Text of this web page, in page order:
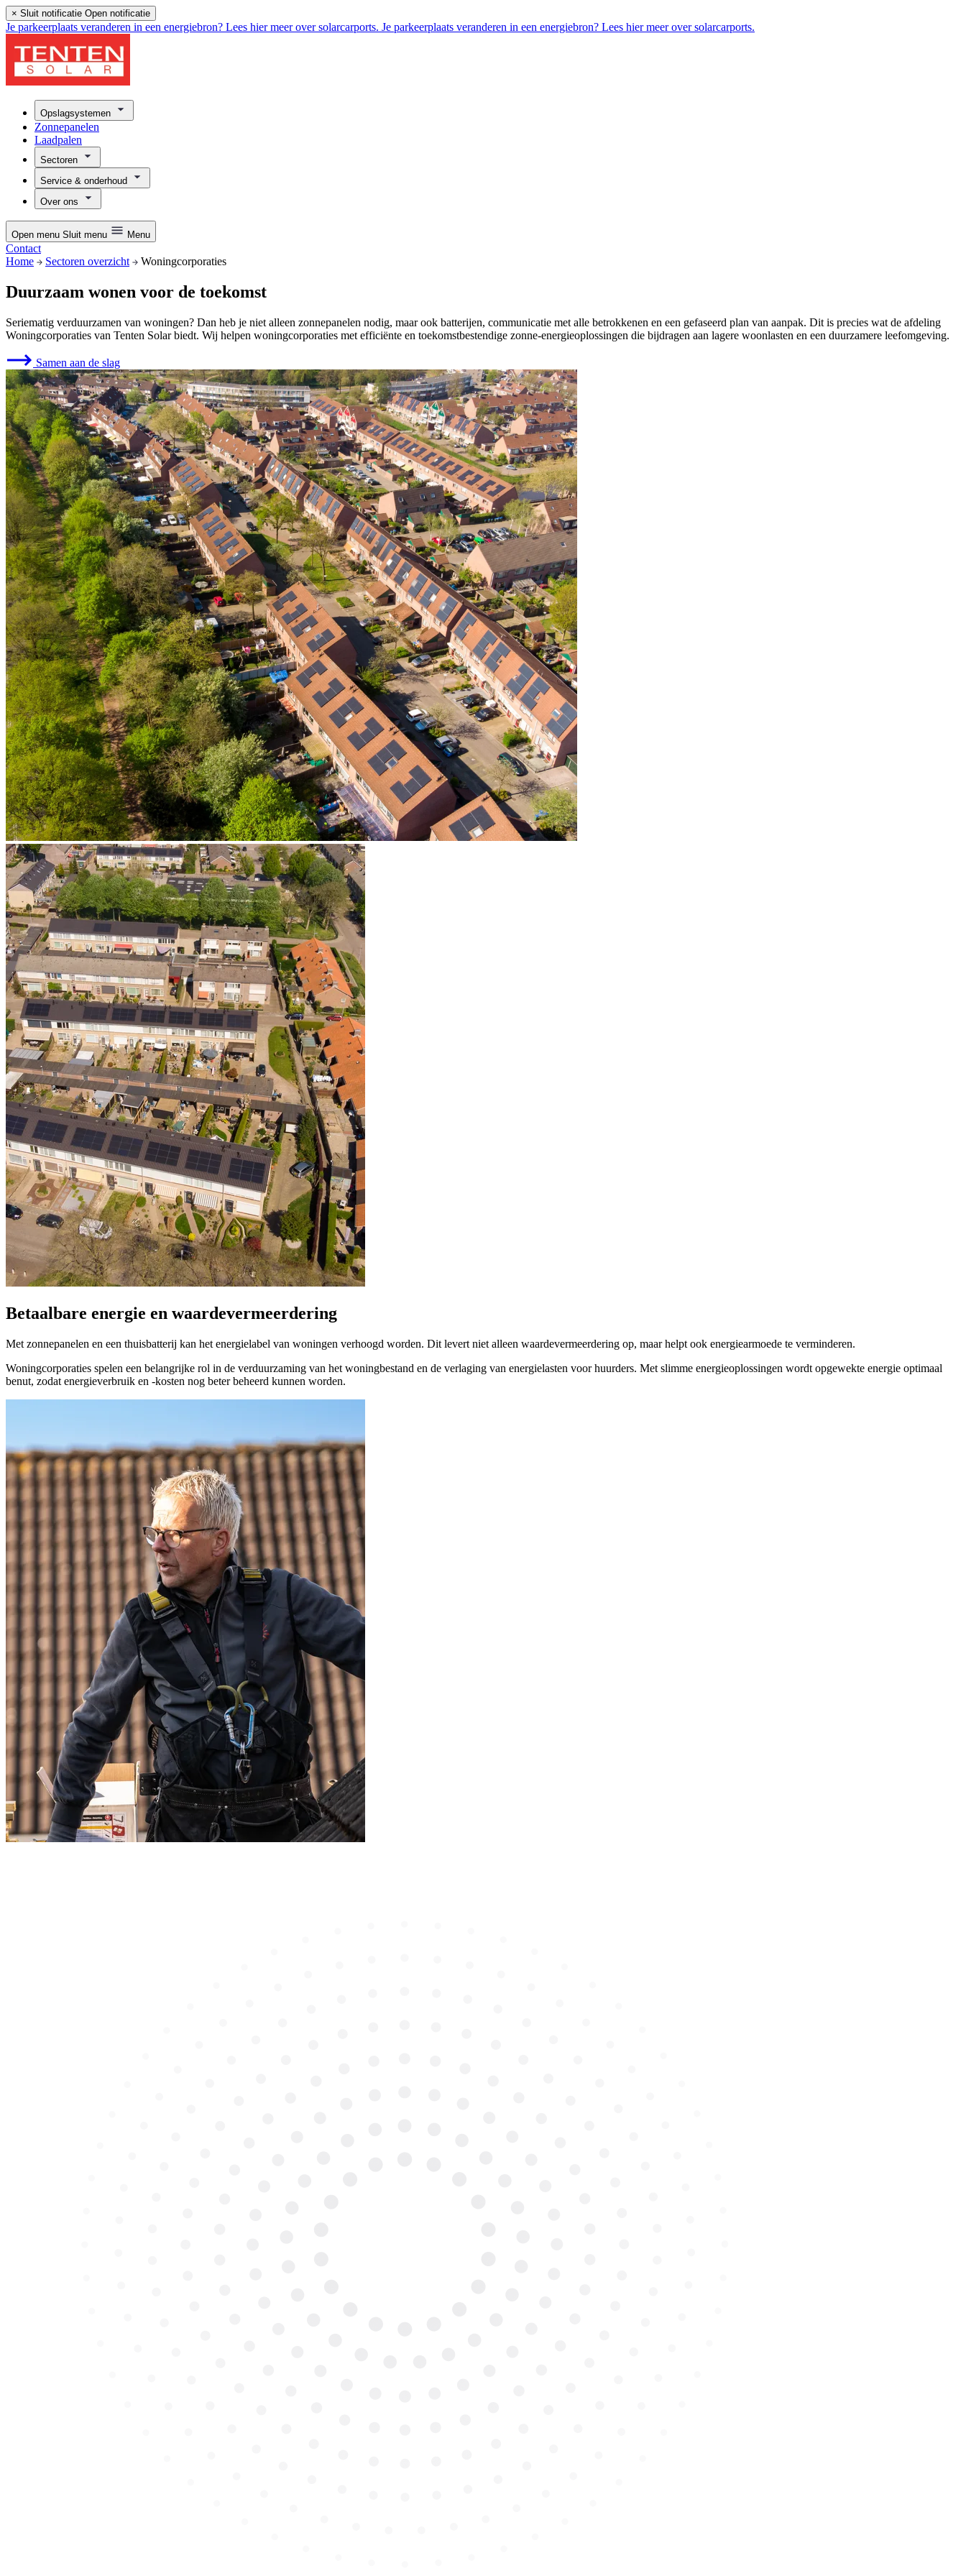
× Sluit notificatie Open notificatie
Je parkeerplaats veranderen in een energiebron? Lees hier meer over solarcarports. Je parkeerplaats veranderen in een energiebron? Lees hier meer over solarcarports.
Opslagsystemen
Zonnepanelen
Laadpalen
Sectoren
Service & onderhoud
Over ons
Open menu Sluit menu Menu
Contact
Home
Sectoren overzicht Woningcorporaties
Duurzaam wonen voor de toekomst
Seriematig verduurzamen van woningen? Dan heb je niet alleen zonnepanelen nodig, maar ook batterijen, communicatie met alle betrokkenen en een gefaseerd plan van aanpak. Dit is precies wat de afdeling
Woningcorporaties van Tenten Solar biedt. Wij helpen woningcorporaties met efficiënte en toekomstbestendige zonne-energieoplossingen die bijdragen aan lagere woonlasten en een duurzamere leefomgeving.
Samen aan de slag
Betaalbare energie en waardevermeerdering
Met zonnepanelen en een thuisbatterij kan het energielabel van woningen verhoogd worden. Dit levert niet alleen waardevermeerdering op, maar helpt ook energiearmoede te verminderen.
Woningcorporaties spelen een belangrijke rol in de verduurzaming van het woningbestand en de verlaging van energielasten voor huurders. Met slimme energieoplossingen wordt opgewekte energie optimaal
benut, zodat energieverbruik en -kosten nog beter beheerd kunnen worden.